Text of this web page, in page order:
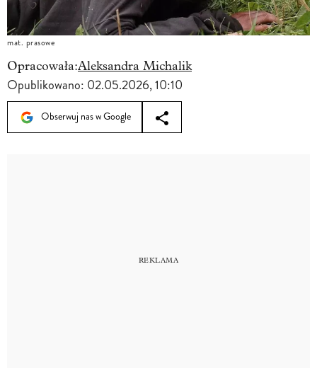
mat. prasowe
Opracowała:Aleksandra Michalik
Opublikowano: 02.05.2026, 10:10
Obserwuj nas w Google